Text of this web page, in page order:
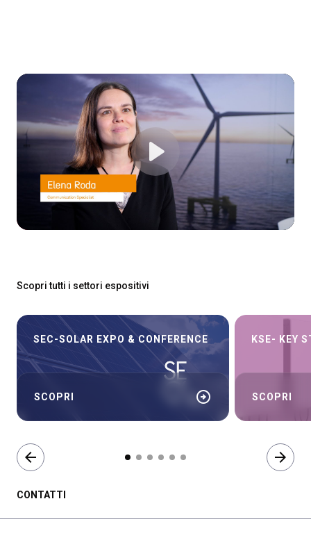
Play
Scopri tutti i settori espositivi
SEC-SOLAR EXPO & CONFERENCE
SCOPRI arrow_circle_right
KSE- KEY
SCOPRI
arrow_back arrow_forward
CONTATTI